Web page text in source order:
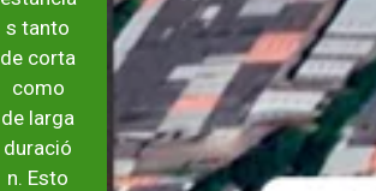
s tanto
de corta
como
de larga
duració
n. Esto